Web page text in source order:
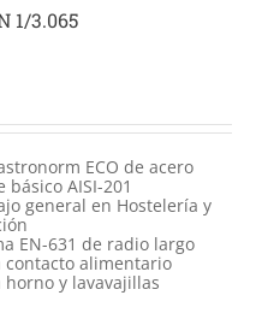
1/3.065
ECO de acero
básico AISI-201
general en Hostelería y
EN-631 de radio largo
contacto alimentario
horno y lavavajillas